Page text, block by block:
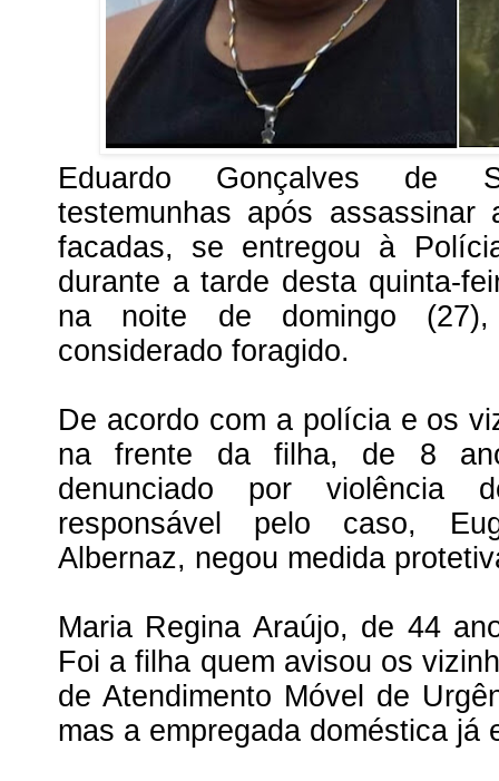
Eduardo Gonçalves de
testemunhas após
facadas, se entregou à
durante a tarde desta quinta-
na noite de domingo
considerado foragido.
De acordo com a polícia e os
na frente da filha, de 8
denunciado por violência
responsável pelo caso,
Albernaz, negou medida
Maria Regina Araújo, de 44
Foi a filha quem avisou os
de Atendimento Móvel de
mas a empregada doméstica já